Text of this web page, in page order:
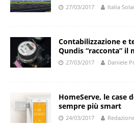
27/03/2017 Italia
Contabilizzazione e
Qundis “racconta” il
27/03/2017 Daniele
HomeServe, le case
sempre più smart
24/03/2017